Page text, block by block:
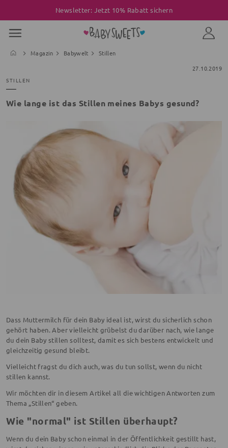
Newsletter: Jetzt 10% Rabatt sichern
Magazin Babywelt
Stillen
27.10.2019
STILLEN
Wie lange ist das Stillen meines Babys gesund?
Dass Muttermilch für dein Baby ideal ist, wirst du sicherlich schon
gehört haben. Aber vielleicht grübelst du darüber nach, wie lange
du dein Baby stillen solltest, damit es sich bestens entwickelt und
gleichzeitig gesund bleibt.
Vielleicht fragst du dich auch, was du tun sollst, wenn du nicht
stillen kannst.
Wir möchten dir in diesem Artikel all die wichtigen Antworten zum
Thema „Stillen“ geben.
Wie "normal" ist Stillen überhaupt?
Wenn du dein Baby schon einmal in der Öffentlichkeit gestillt hast,